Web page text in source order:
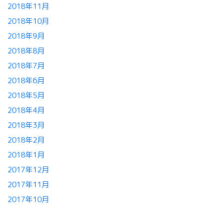
2018年11月
2018年10月
2018年9月
2018年8月
2018年7月
2018年6月
2018年5月
2018年4月
2018年3月
2018年2月
2018年1月
2017年12月
2017年11月
2017年10月